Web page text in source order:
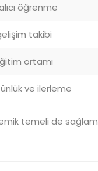
öğrenme
takibi
ortamı
ve ilerleme
temeli de sağlam